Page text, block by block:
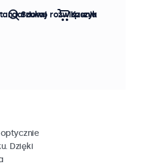
Dzięki
rozwiązania
Szukaj Koszyk